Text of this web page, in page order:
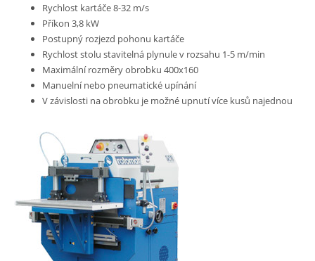
Rychlost kartáče 8-32 m/s
Příkon 3,8 kW
Postupný rozjezd pohonu kartáče
Rychlost stolu stavitelná plynule v rozsahu 1-5 m/min
Maximální rozměry obrobku 400x160
Manuelní nebo pneumatické upínání
V závislosti na obrobku je možné upnutí více kusů najednou